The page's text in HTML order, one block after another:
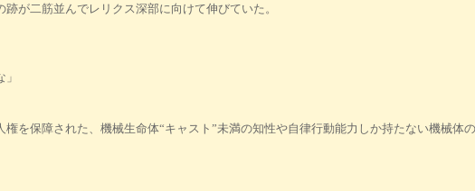
が二筋並んでレリクス深部に向けて伸びていた。
を保障された、機械生命体“キャスト”未満の知性や自律行動能力しか持たない機械体